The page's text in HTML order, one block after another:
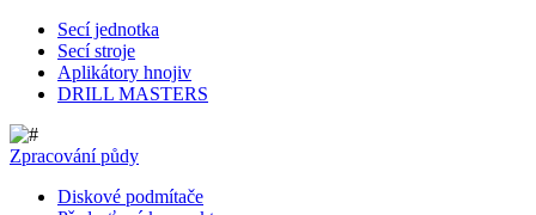
Secí jednotka
Secí stroje
Aplikátory hnojiv
DRILL MASTERS
Zpracování půdy
Diskové podmítače